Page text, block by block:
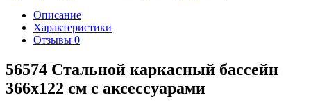
Описание
Характеристики
Отзывы 0
56574 Стальной каркасный бассейн
366x122 см с аксессуарами